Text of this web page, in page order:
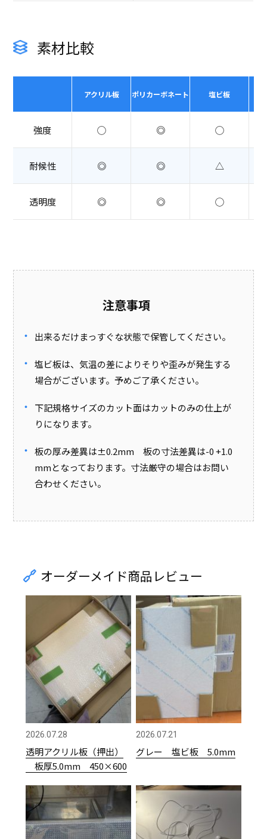
素材比較
アクリル板 ポリカーボネート 塩ビ板
強度 ◯ ◎ ◯
耐候性 ◎ ◎ △
透明度 ◎ ◎ ◯
注意事項
出来るだけまっすぐな状態で保管してください。
塩ビ板は、気温の差によりそりや歪みが発生する
場合がございます。予めご了承ください。
下記規格サイズのカット面はカットのみの仕上が
りになります。
板の厚み差異は±0.2mm 板の寸法差異は-0 +1.0
mmとなっております。寸法厳守の場合はお問い
合わせください。
オーダーメイド商品レビュー
2026.07.28
透明アクリル板（押出）
板厚5.0mm 450×600
2026.07.21
グレー 塩ビ板 5.0mm